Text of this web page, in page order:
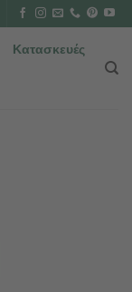
Κατασκευές